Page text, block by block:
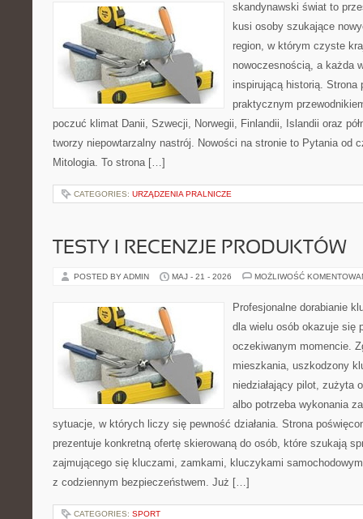
skandynawski świat to
kusi osoby szukające
region, w którym czyste
nowoczesnością, a każda
inspirującą historią.
praktycznym
poczuć klimat Danii, Szwecji, Norwegii, Finlandii, Islandii oraz
tworzy niepowtarzalny nastrój. Nowości na stronie to Pytania od
Mitologia. To strona […]
CATEGORIES: URZĄDZENIA PRALNICZE
TESTY I RECENZJE PRODUKTÓW
POSTED BY ADMIN MAJ - 21 - 2026 MOŻLIWOŚĆ
Profesjonalne dorabianie
dla wielu osób okazuje się
oczekiwanym momencie.
mieszkania, uszkodzony
niedziałający pilot, zużyta
albo potrzeba wykonania
sytuacje, w których liczy się pewność działania. Strona
prezentuje konkretną ofertę skierowaną do osób, które szukają
zajmującego się kluczami, zamkami, kluczykami
z codziennym bezpieczeństwem. Już […]
CATEGORIES: SPORT